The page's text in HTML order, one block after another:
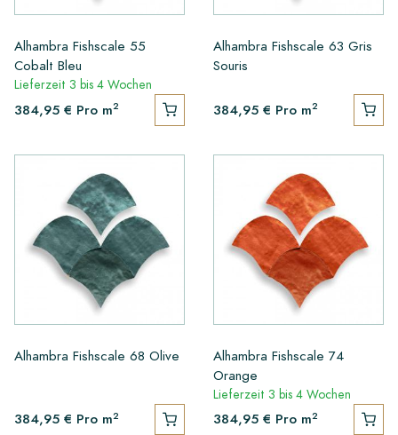
Alhambra Fishscale 55
Cobalt Bleu
Lieferzeit 3 bis 4 Wochen
384,95 € Pro m2
Alhambra Fishscale 63 Gris
Souris
384,95 € Pro m2
Alhambra Fishscale 68 Olive
384,95 € Pro m2
Alhambra Fishscale 74
Orange
Lieferzeit 3 bis 4 Wochen
384,95 € Pro m2